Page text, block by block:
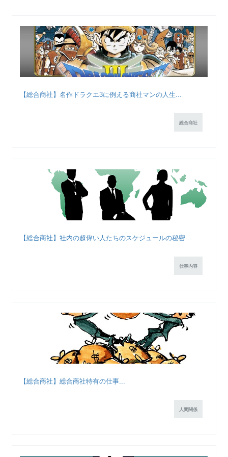
【総合商社】名作ドラクエ3に例える商社マンの人生...
総合商社
【総合商社】社内の超偉い人たちのスケジュールの秘密...
仕事内容
【総合商社】総合商社特有の仕事...
人間関係